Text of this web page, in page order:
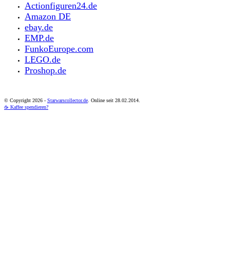
Actionfiguren24.de
Amazon DE
ebay.de
EMP.de
FunkoEurope.com
LEGO.de
Proshop.de
© Copyright 2026 - Starwarscollector.de. Online seit 28.02.2014.
☕ Kaffee spendieren?